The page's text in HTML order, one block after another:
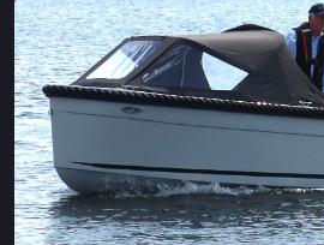
Maxima 550 Elektrisch
Maxima 600 Elektrisch
Maxima 620 MC Elektrisch
Maxima 630 Elektrisch
Maxima 720 retro Elektrisch